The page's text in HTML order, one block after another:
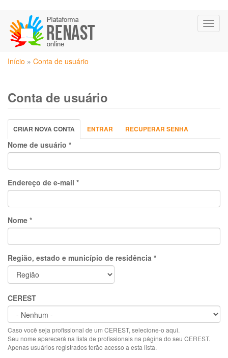
para
conteúdo
principal
Você
Início » Conta de usuário
Conta de usuário
Abas
primárias
CRIAR NOVA CONTA (ABA
ATIVA)
ENTRAR RECUPERAR SENHA
Nome de usuário *
Endereço de e-mail *
Nome *
Região, estado e município de residência *
CEREST
Caso você seja profissional de um CEREST, selecione-o aqui.
Seu nome aparecerá na lista de profissionais na página do seu CEREST.
Apenas usuários registrados terão acesso a esta lista.